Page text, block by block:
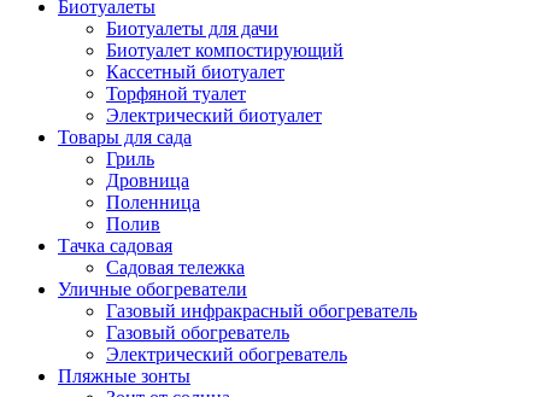
Биотуалеты
Биотуалеты для дачи
Биотуалет компостирующий
Кассетный биотуалет
Торфяной туалет
Электрический биотуалет
Товары для сада
Гриль
Дровница
Поленница
Полив
Тачка садовая
Садовая тележка
Уличные обогреватели
Газовый инфракрасный обогреватель
Газовый обогреватель
Электрический обогреватель
Пляжные зонты